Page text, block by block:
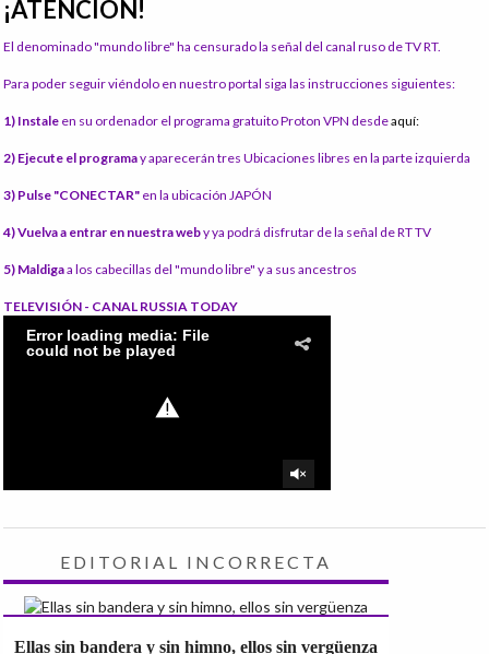
¡ATENCIÓN!
El denominado "mundo libre" ha censurado la señal del canal ruso de TV RT.
Para poder seguir viéndolo en nuestro portal siga las instrucciones siguientes:
1) Instale en su ordenador el programa gratuito Proton VPN desdeaquí:
2) Ejecute el programay aparecerán tres Ubicaciones libres en la parte izquierda
3) Pulse "CONECTAR" en la ubicación JAPÓN
4) Vuelva a entrar en nuestra weby ya podrá disfrutar de la señal de RT TV
5) Maldigaa los cabecillas del "mundo libre" y a sus ancestros
TELEVISIÓN - CANAL RUSSIA TODAY
EDITORIAL INCORRECTA
Ellas sin bandera y sin himno, ellos sin vergüenza